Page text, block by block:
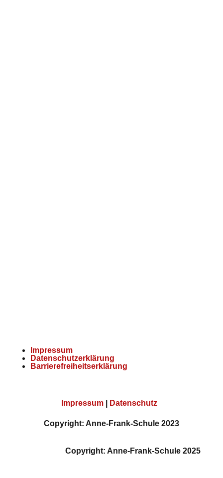
Impressum
Datenschutzerklärung
Barrierefreiheitserklärung
Impressum Datenschutz
Copyright: Anne-Frank-Schule 2023
Copyright: Anne-Frank-Schule 2025